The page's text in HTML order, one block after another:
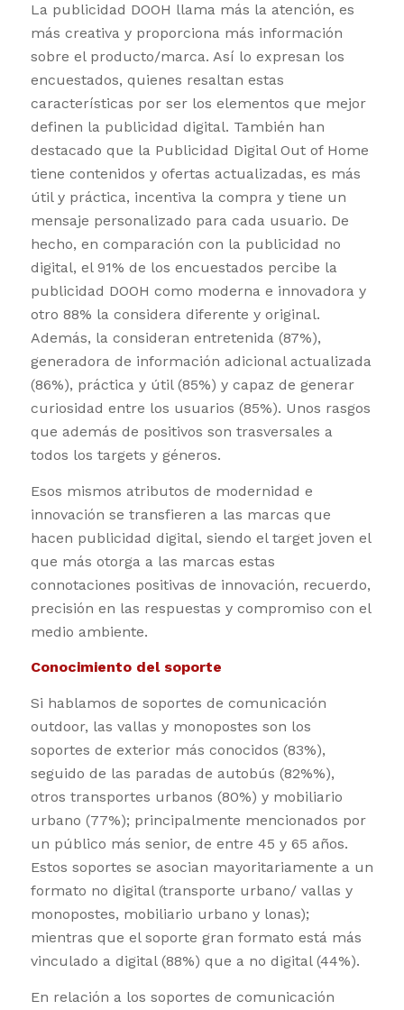
La publicidad DOOH llama más la atención, es
más creativa y proporciona más información
sobre el producto/marca. Así lo expresan los
encuestados, quienes resaltan estas
características por ser los elementos que mejor
definen la publicidad digital. También han
destacado que la Publicidad Digital Out of Home
tiene contenidos y ofertas actualizadas, es más
útil y práctica, incentiva la compra y tiene un
mensaje personalizado para cada usuario. De
hecho, en comparación con la publicidad no
digital, el 91% de los encuestados percibe la
publicidad DOOH como moderna e innovadora y
otro 88% la considera diferente y original.
Además, la consideran entretenida (87%),
generadora de información adicional actualizada
(86%), práctica y útil (85%) y capaz de generar
curiosidad entre los usuarios (85%). Unos rasgos
que además de positivos son trasversales a
todos los targets y géneros.
Esos mismos atributos de modernidad e
innovación se transfieren a las marcas que
hacen publicidad digital, siendo el target joven el
que más otorga a las marcas estas
connotaciones positivas de innovación, recuerdo,
precisión en las respuestas y compromiso con el
medio ambiente.
Conocimiento del soporte
Si hablamos de soportes de comunicación
outdoor, las vallas y monopostes son los
soportes de exterior más conocidos (83%),
seguido de las paradas de autobús (82%%),
otros transportes urbanos (80%) y mobiliario
urbano (77%); principalmente mencionados por
un público más senior, de entre 45 y 65 años.
Estos soportes se asocian mayoritariamente a un
formato no digital (transporte urbano/ vallas y
monopostes, mobiliario urbano y lonas);
mientras que el soporte gran formato está más
vinculado a digital (88%) que a no digital (44%).
En relación a los soportes de comunicación